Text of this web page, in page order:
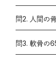
問2. 人間の
問3. 軟骨の